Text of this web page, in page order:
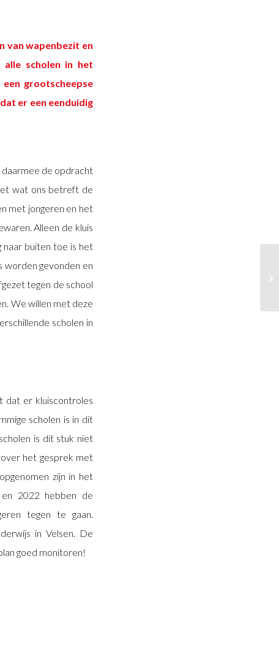
van wapenbezit en
scholen in het
grootscheepse
er een eenduidig
daarmee de opdracht
wat ons betreft de
met jongeren en het
Alleen de kluis
buiten toe is het
worden gevonden en
tegen de school
We willen met deze
scholen in
dat er kluiscontroles
scholen is in dit
is dit stuk niet
het gesprek met
zijn in het
2022 hebben de
tegen te gaan.
in Velsen. De
goed monitoren!